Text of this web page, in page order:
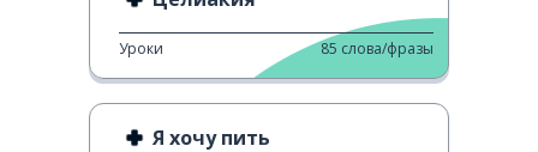
Уроки 85 слова/фразы
Я хочу пить